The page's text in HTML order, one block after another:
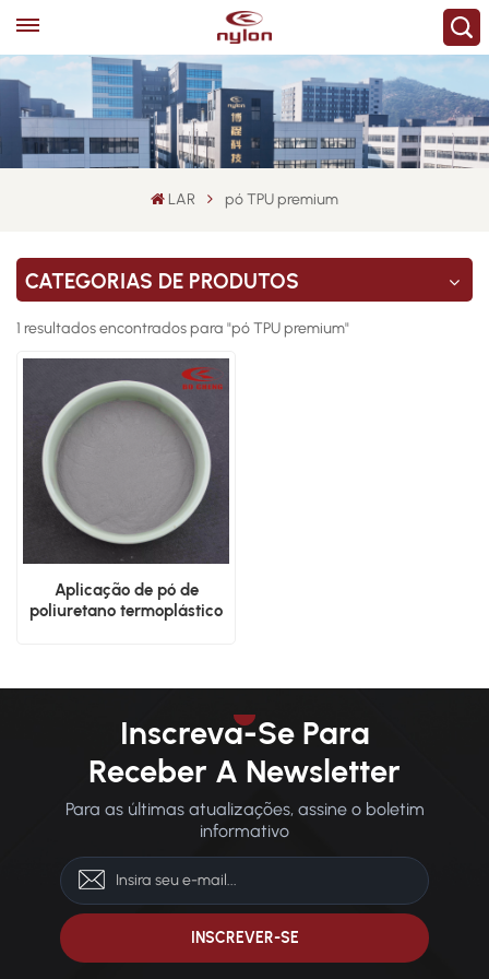
LAR pó TPU premium
CATEGORIAS DE PRODUTOS
1 resultados encontrados para "pó TPU premium"
Aplicação de pó de
poliuretano termoplástico
Inscreva-Se Para
Receber A Newsletter
Para as últimas atualizações, assine o boletim
informativo